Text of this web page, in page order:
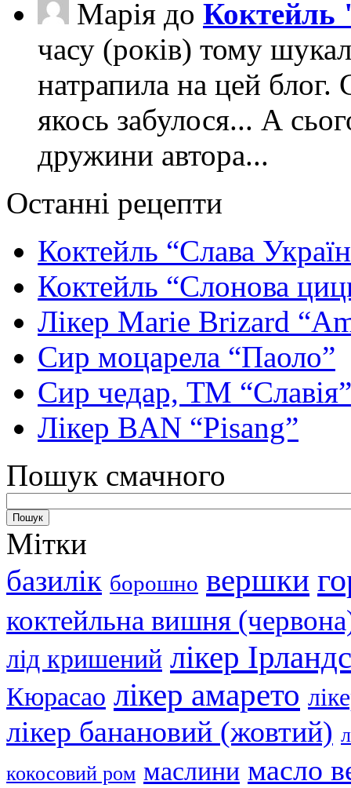
Марія до Коктейль
часу (років) тому
натрапила на цей блог.
якось забулося... А
дружини автора...
Останні рецепти
Коктейль “Слава
Коктейль “Слонова
Лікер Marie Brizard
Сир моцарела “Паоло”
Сир чедар, ТМ “Славія”
Лікер BAN “Pisang”
Пошук смачного
Мітки
базилік борошно вершки
коктейльна вишня
лід кришений лікер
Кюрасао лікер амарето
лікер банановий (жовтий)
кокосовий ром маслини масло